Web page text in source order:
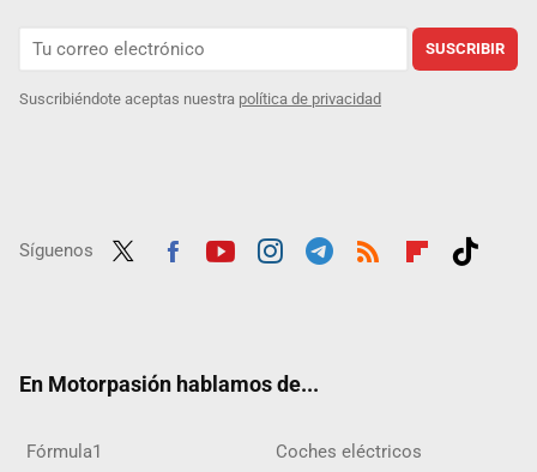
SUSCRIBIR
Suscribiéndote aceptas nuestra política de privacidad
Síguenos
En Motorpasión hablamos de...
Fórmula1 Coches eléctricos